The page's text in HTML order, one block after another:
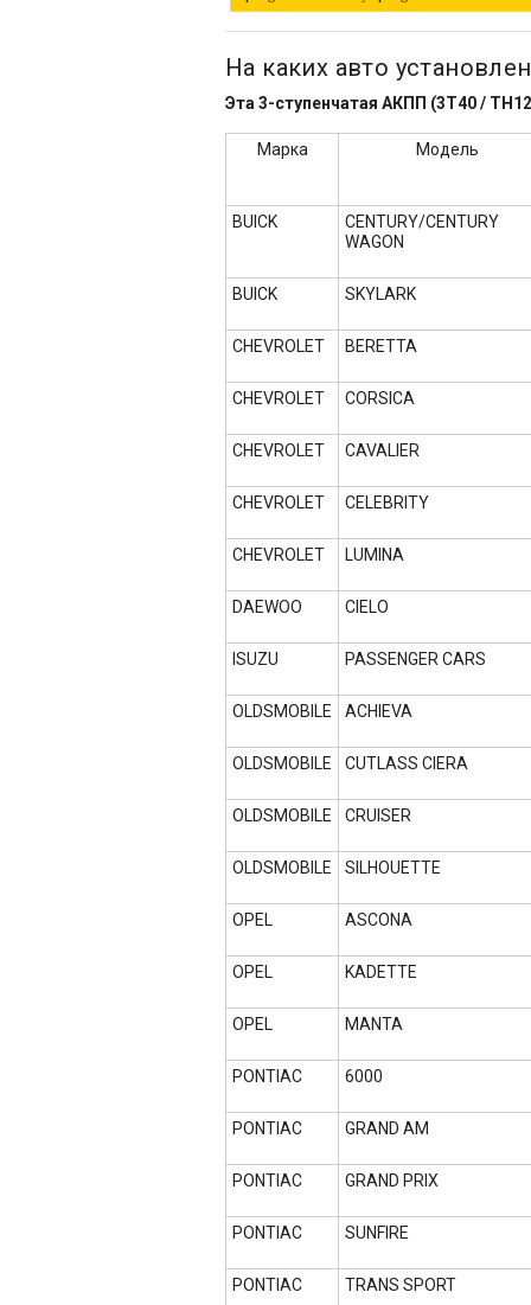
На каких авто
Эта 3-ступенчатая АКПП (3T40 /
Марка Модель
BUICK
CENTURY/CENTURY
WAGON
BUICK SKYLARK
CHEVROLET BERETTA
CHEVROLET CORSICA
CHEVROLET CAVALIER
CHEVROLET CELEBRITY
CHEVROLET LUMINA
DAEWOO CIELO
ISUZU PASSENGER CARS
OLDSMOBILE ACHIEVA
OLDSMOBILE CUTLASS CIERA
OLDSMOBILE CRUISER
OLDSMOBILE SILHOUETTE
OPEL ASCONA
OPEL KADETTE
OPEL MANTA
PONTIAC 6000
PONTIAC GRAND AM
PONTIAC GRAND PRIX
PONTIAC SUNFIRE
PONTIAC TRANS SPORT